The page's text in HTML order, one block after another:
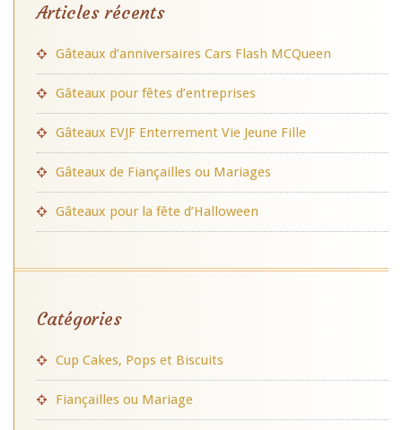
Articles récents
Gâteaux d’anniversaires Cars Flash MCQueen
Gâteaux pour fêtes d’entreprises
Gâteaux EVJF Enterrement Vie Jeune Fille
Gâteaux de Fiançailles ou Mariages
Gâteaux pour la fête d’Halloween
Catégories
Cup Cakes, Pops et Biscuits
Fiançailles ou Mariage